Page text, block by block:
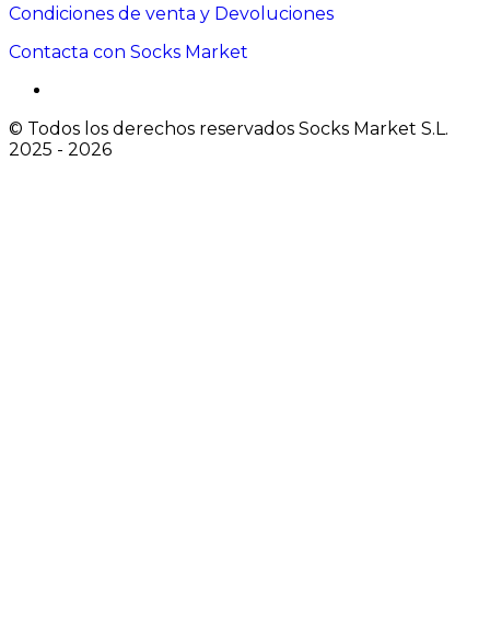
Condiciones de venta y Devoluciones
Contacta con Socks Market
© Todos los derechos reservados Socks Market S.L.
2025 - 2026